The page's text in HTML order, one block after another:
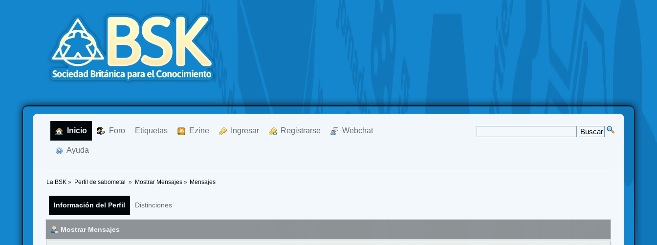
Inicio Foro Etiquetas Ezine Ingresar Registrarse Webchat
Ayuda
La BSK » Perfil de sabometal » Mostrar Mensajes» Mensajes
Información del Perfil Distinciones
Mostrar Mensajes